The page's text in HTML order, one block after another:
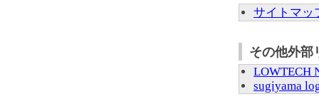
サイトマッ
その他外部
LOWTECH
sugiyama